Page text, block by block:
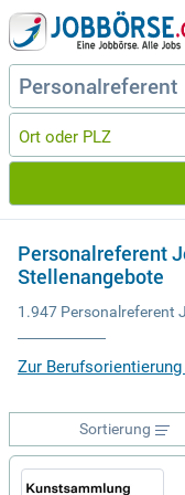
Personalreferent
Stellenangebote
1.947 Personalreferent
Zur
Sortierung